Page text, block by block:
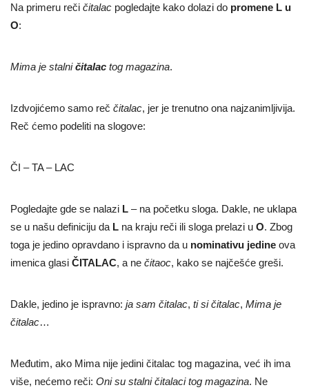
Na primeru reči čitalac pogledajte kako dolazi do promene L u
O:
Mima je stalničitalac tog magazina.
Izdvojićemo samo reč čitalac, jer je trenutno ona najzanimljivija.
Reč ćemo podeliti na slogove:
ČI – TA – LAC
Pogledajte gde se nalazi L – na početku sloga. Dakle, ne uklapa
se u našu definiciju da L na kraju reči ili sloga prelazi u O. Zbog
toga je jedino opravdano i ispravno da u nominativu jedine ova
imenica glasi ČITALAC, a ne čitaoc, kako se najčešće greši.
Dakle, jedino je ispravno: ja sam čitalac, ti si čitalac, Mima je
čitalac…
Međutim, ako Mima nije jedini čitalac tog magazina, već ih ima
više, nećemo reči: Oni su stalni čitalaci tog magazina. Ne